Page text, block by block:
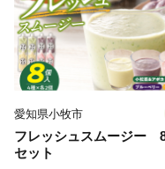
愛知県小牧市
フレッシュスムージー
セット